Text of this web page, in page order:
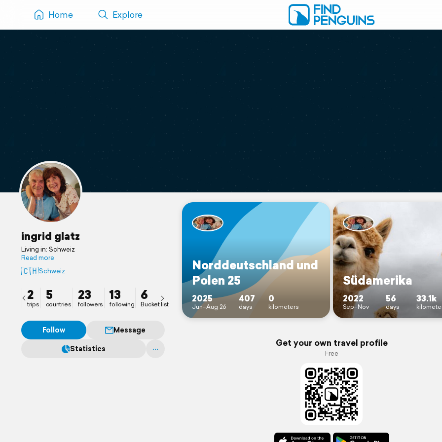
Home Explore
ingrid glatz
Living in: Schweiz
Read more
🇨🇭Schweiz
2
trips
5
countries
23
followers
13
following
6
Bucket list
Follow
Message
Statistics
Norddeutschland und
Polen 25
2025
Jun–Aug 26
407
days
0
kilometers
Südamerika
2022
Sep–Nov
56
days
33.1k
Get your own travel profile
Free